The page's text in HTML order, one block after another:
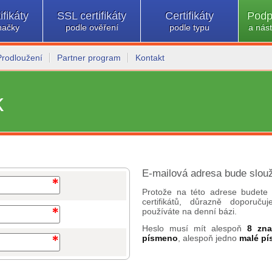
SSL certifikáty
podle ověření
Certifikáty
podle typu a
Partner program Kontakt
E-mailová adresa bude
Protože na této adrese
certifikátů, důrazně
používáte na denní bázi.
Heslo musí mít alespoň 8
písmeno , alespoň jedno malé